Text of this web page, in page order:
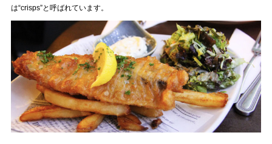
は“crisps”と呼ばれています。